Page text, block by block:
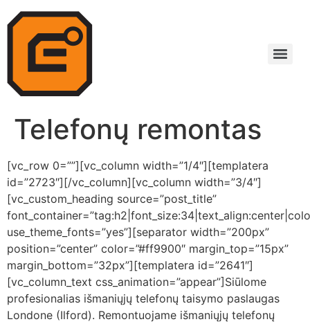
Telefonų remontas
[vc_row 0=””][vc_column width=”1/4″][templatera
id=”2723″][/vc_column][vc_column width=”3/4″]
[vc_custom_heading source=”post_title”
use_theme_fonts=”yes”][separator width=”200px”
position=”center” color=”#ff9900″ margin_top=”15px”
margin_bottom=”32px”][templatera id=”2641″]
[vc_column_text css_animation=”appear”]Siūlome
profesionalias išmaniųjų telefonų taisymo paslaugas
Londone (Ilford). Remontuojame išmaniųjų telefonų